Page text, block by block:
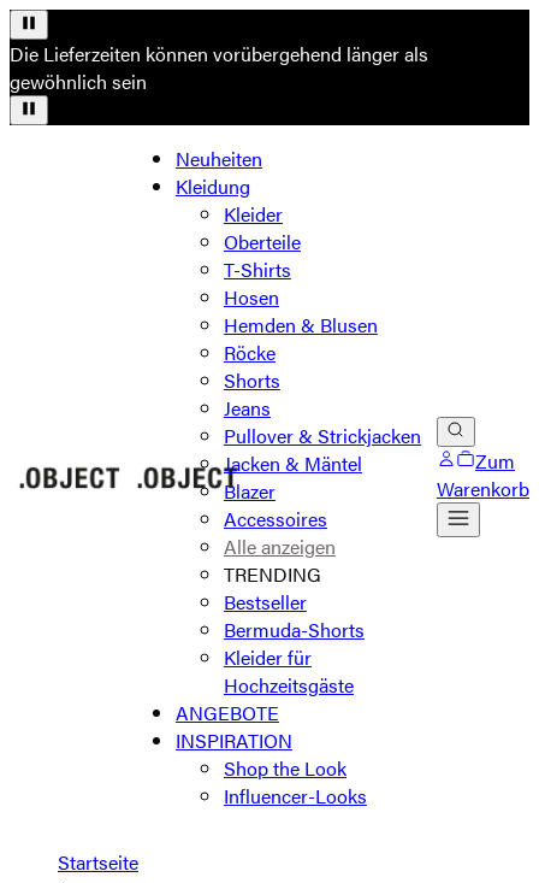
Die Lieferzeiten können vorübergehend länger als
gewöhnlich sein
Neuheiten
Kleidung
Kleider
Oberteile
T-Shirts
Hosen
Hemden & Blusen
Röcke
Shorts
Jeans
Pullover & Strickjacken
Jacken & Mäntel
Blazer
Accessoires
Alle anzeigen
TRENDING
Bestseller
Bermuda-Shorts
Kleider für
Hochzeitsgäste
ANGEBOTE
INSPIRATION
Shop the Look
Influencer-Looks
Zum
Warenkorb
Startseite